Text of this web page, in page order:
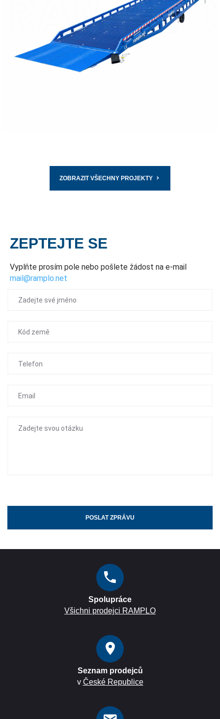
PŘEČTĚTE SI VÍCE
ZOBRAZIT VŠECHNY PROJEKTY
ZEPTEJTE SE
Vyplňte prosím pole nebo pošlete žádost na e-mail
mail@ramplo.net
POSLAT ZPRÁVU
Spolupráce
Všichni prodejci RAMPLO
Seznam prodejců
v České Republice